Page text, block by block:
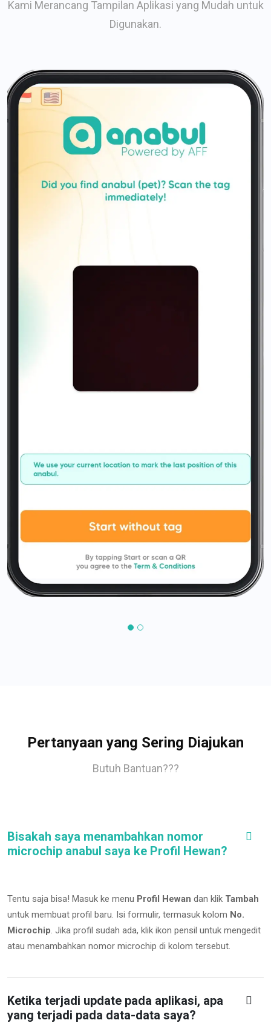
Kami Merancang Tampilan Aplikasi yang Mudah untuk
Digunakan.
Pertanyaan yang Sering Diajukan
Butuh Bantuan???
Bisakah saya menambahkan nomor
microchip anabul saya ke Profil Hewan?
Tentu saja bisa! Masuk ke menu Profil Hewan dan klik Tambah
untuk membuat profil baru. Isi formulir, termasuk kolom No.
Microchip. Jika profil sudah ada, klik ikon pensil untuk mengedit
atau menambahkan nomor microchip di kolom tersebut.
Ketika terjadi update pada aplikasi, apa
yang terjadi pada data-data saya?